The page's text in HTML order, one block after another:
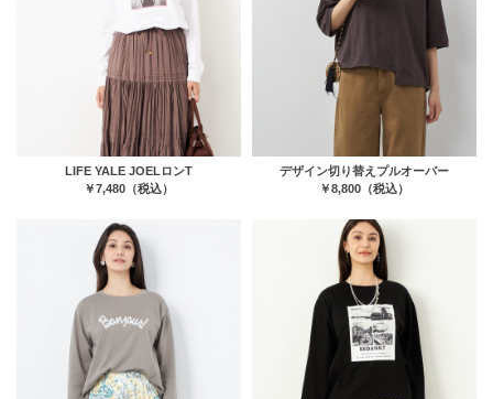
LIFE YALE JOELロンT
￥7,480（税込）
デザイン切り替えプルオーバー
￥8,800（税込）